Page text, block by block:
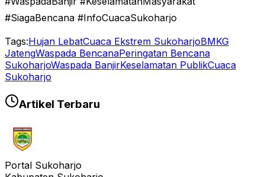
#SiagaBencana #InfoCuacaSukoharjo
Tags:Hujan LebatCuaca Ekstrem SukoharjoBMKG
JatengWaspada BencanaPeringatan Bencana
SukoharjoWaspada BanjirKeselamatan PublikCuaca
Sukoharjo
Artikel Terbaru
Portal Sukoharjo